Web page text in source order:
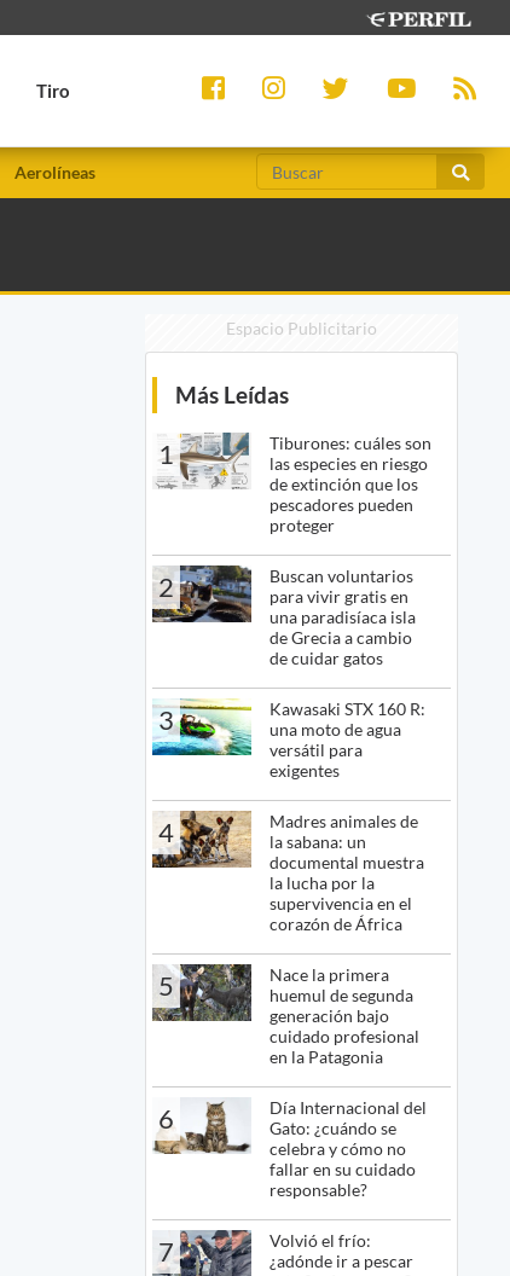
Tiro
Aerolíneas
Espacio Publicitario
Más Leídas
1
Tiburones: cuáles son
las especies en riesgo
de extinción que los
pescadores pueden
proteger
2
Buscan voluntarios
para vivir gratis en
una paradisíaca isla
de Grecia a cambio
de cuidar gatos
3
Kawasaki STX 160 R:
una moto de agua
versátil para
exigentes
4
Madres animales de
la sabana: un
documental muestra
la lucha por la
supervivencia en el
corazón de África
5
Nace la primera
huemul de segunda
generación bajo
cuidado profesional
en la Patagonia
6
Día Internacional del
Gato: ¿cuándo se
celebra y cómo no
fallar en su cuidado
responsable?
7
Volvió el frío:
¿adónde ir a pescar